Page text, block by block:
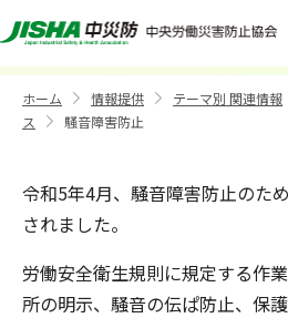
騒音障害防止
ホーム >情報提供 >テーマ別 関連情報
ス
>騒音障害防止
令和5年4月、騒音障害防止のた
されました。
労働安全衛生規則に規定する作
所の明示、騒音の伝ぱ防止、保